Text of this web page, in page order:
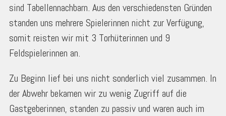
sind Tabellennachbarn. Aus den verschiedensten Gründen
standen uns mehrere Spielerinnen nicht zur Verfügung,
somit reisten wir mit 3 Torhüterinnen und 9
Feldspielerinnen an.
Zu Beginn lief bei uns nicht sonderlich viel zusammen. In
der Abwehr bekamen wir zu wenig Zugriff auf die
Gastgeberinnen, standen zu passiv und waren auch im